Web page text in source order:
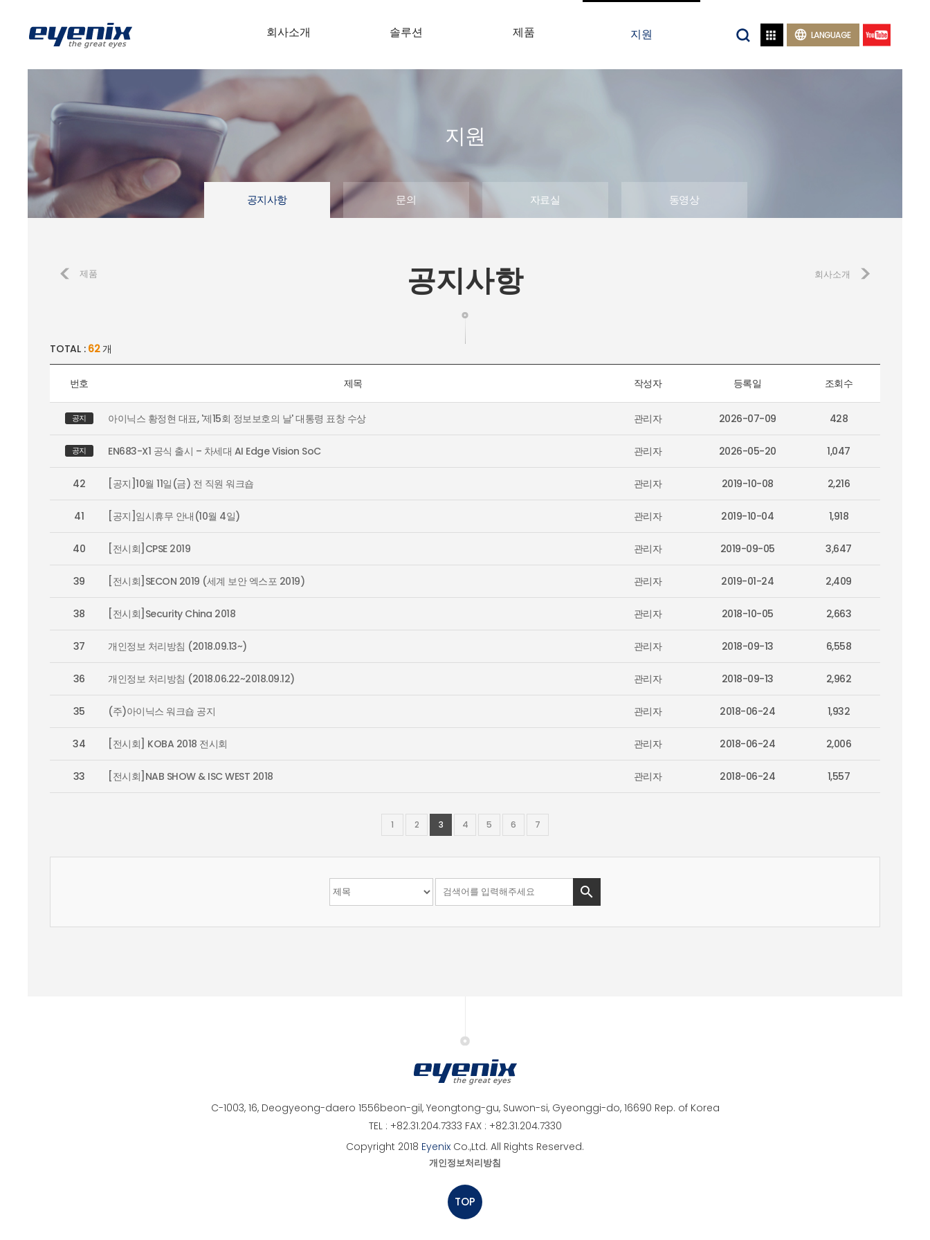
  LANGUAGE
회사소개 솔루션 제품 지원
지원
공지사항 문의 자료실 동영상
공지사항
제품 회사소개
TOTAL : 62개
번호 제목 작성자 등록일 조회수
공지 아이닉스 황정현 대표, '제15회 정보보호의 날' 대통령 표창 수상 관리자 2026-07-09 428
공지 EN683-X1 공식 출시 – 차세대 AI Edge Vision SoC 관리자 2026-05-20 1,047
42 [공지]10월 11일(금) 전 직원 워크숍 관리자 2019-10-08 2,216
41 [공지]임시휴무 안내(10월 4일) 관리자 2019-10-04 1,918
40 [전시회]CPSE 2019 관리자 2019-09-05 3,647
39 [전시회]SECON 2019 (세계 보안 엑스포 2019) 관리자 2019-01-24 2,409
38 [전시회]Security China 2018 관리자 2018-10-05 2,663
37 개인정보 처리방침 (2018.09.13~) 관리자 2018-09-13 6,558
36 개인정보 처리방침 (2018.06.22~2018.09.12) 관리자 2018-09-13 2,962
35 (주)아이닉스 워크숍 공지 관리자 2018-06-24 1,932
34 [전시회] KOBA 2018 전시회 관리자 2018-06-24 2,006
33 [전시회]NAB SHOW & ISC WEST 2018 관리자 2018-06-24 1,557
1 2 3 4 5 6 7

C-1003, 16, Deogyeong-daero 1556beon-gil, Yeongtong-gu, Suwon-si, Gyeonggi-do, 16690 Rep. of Korea
TEL : +82.31.204.7333 FAX : +82.31.204.7330
Copyright 2018 Eyenix Co.,Ltd. All Rights Reserved.
개인정보처리방침
TOP